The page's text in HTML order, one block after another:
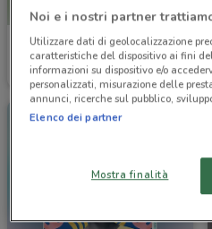
Eden Viaggi
Scade il 30/04 106 m
Noi e i nostri partner
Utilizzare dati di geolocalizzazione
caratteristiche del dispositivo ai fini
informazioni su dispositivo e/o
personalizzati, misurazione delle
annunci, ricerche sul pubblico,
Elenco dei partner
Mostra finalità